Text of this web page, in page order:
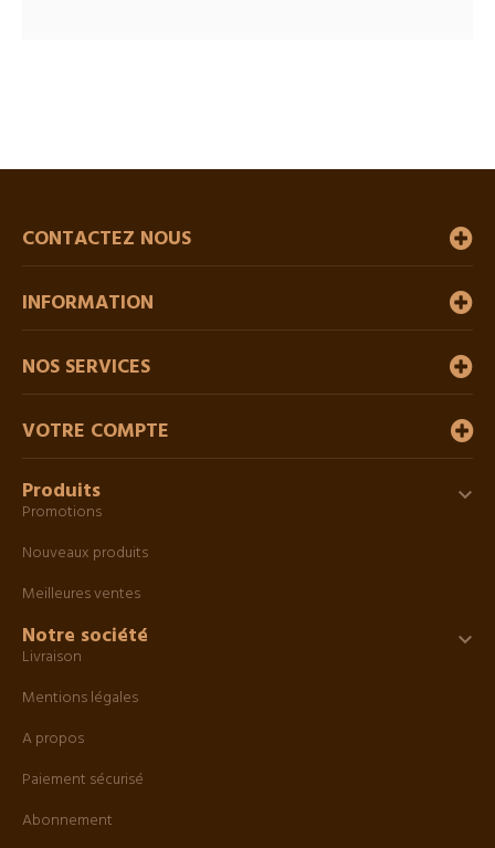
CONTACTEZ NOUS
INFORMATION
NOS SERVICES
VOTRE COMPTE
Produits 
Promotions
Nouveaux produits
Meilleures ventes
Notre société 
Livraison
Mentions légales
A propos
Paiement sécurisé
Abonnement